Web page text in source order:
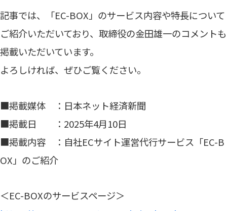
記事では、「EC-BOX」のサービス内容や特長について
ご紹介いただいており、取締役の金田雄一のコメントも
掲載いただいています。
よろしければ、ぜひご覧ください。
■掲載媒体 ：日本ネット経済新聞
■掲載日 ：2025年4月10日
■掲載内容 ：自社ECサイト運営代行サービス「EC-B
OX」のご紹介
＜EC-BOXのサービスページ＞